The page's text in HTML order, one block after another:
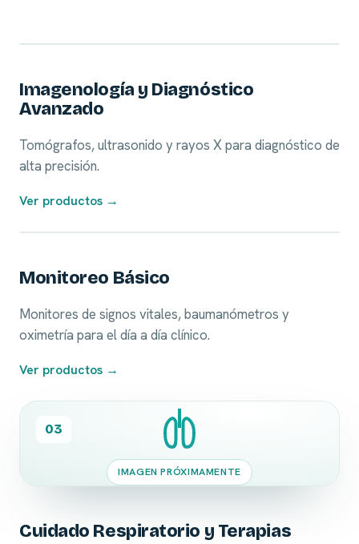
Imagenología y Diagnóstico
Avanzado
Tomógrafos, ultrasonido y rayos X para diagnóstico de
alta precisión.
Ver productos →
Monitoreo Básico
Monitores de signos vitales, baumanómetros y
oximetría para el día a día clínico.
Ver productos →
03
IMAGEN PRÓXIMAMENTE
Cuidado Respiratorio y Terapias